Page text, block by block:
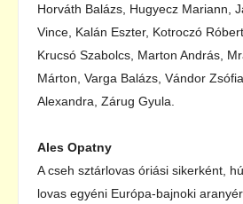
Horváth Balázs, Hugyecz Mariann,
Vince, Kalán Eszter, Kotroczó
Krucsó Szabolcs, Marton András,
Márton, Varga Balázs, Vándor
Alexandra, Zárug Gyula.
Ales Opatny
A cseh sztárlovas óriási sikerként,
lovas egyéni Európa-bajnoki